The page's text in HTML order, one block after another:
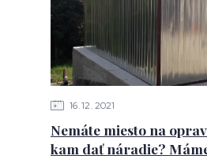
16 12 2021
Nemáte miesto na
kam dať náradie?